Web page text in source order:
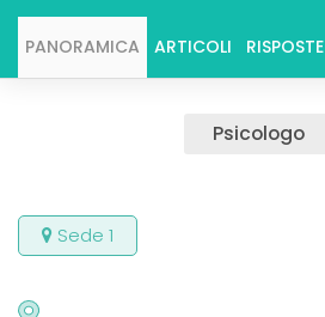
PANORAMICA ARTICOLI RISPOSTE
Psicologo
Sede 1